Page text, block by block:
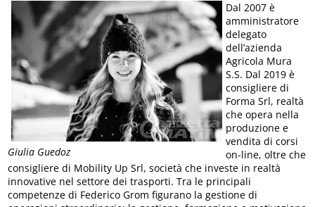
Giulia Guedoz
Dal 2007 è
amministratore
delegato
dell’azienda
Agricola Mura
S.S. Dal 2019 è
consigliere di
Forma Srl, realtà
che opera nella
produzione e
vendita di corsi
on-line, oltre che
consigliere di Mobility Up Srl, società che investe in realtà
innovative nel settore dei trasporti. Tra le principali
competenze di Federico Grom figurano la gestione di